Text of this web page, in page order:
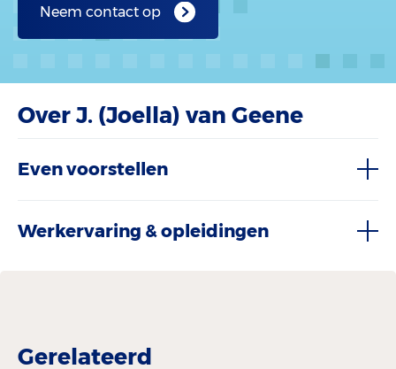
Neem contact op
Over J. (Joella) van Geene
Even voorstellen
Werkervaring & opleidingen
Gerelateerd